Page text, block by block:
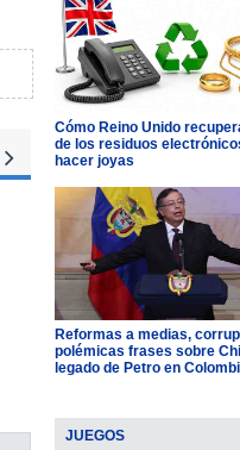
Cómo Reino Unido
de los residuos
hacer joyas
Reformas a medias,
polémicas frases sobre
legado de Petro en
JUEGOS